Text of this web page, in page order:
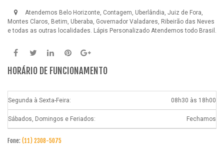
Atendemos Belo Horizonte, Contagem, Uberlândia, Juiz de Fora,
Montes Claros, Betim, Uberaba, Governador Valadares, Ribeirão das Neves
e todas as outras localidades. Lápis Personalizado Atendemos todo Brasil.
HORÁRIO DE FUNCIONAMENTO
Segunda à Sexta-Feira: 08h30 às 18h00
Sábados, Domingos e Feriados: Fechamos
Fone: (11) 2308-5075